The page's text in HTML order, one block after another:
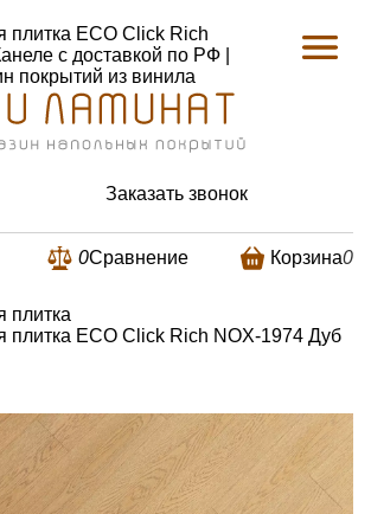
плитка ECO Click Rich
с доставкой по РФ |
покрытий из винила
Заказать звонок
0Сравнение Корзина0
плитка
плитка ECO Click Rich NOX-1974 Дуб